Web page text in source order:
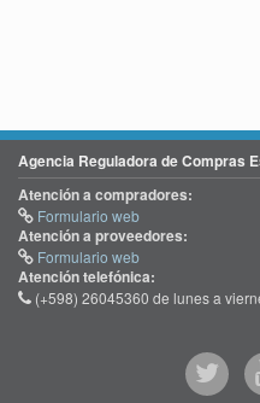
Agencia Reguladora de Compras
Atención a compradores:
Formulario web
Atención a proveedores:
Formulario web
Atención telefónica:
(+598) 26045360 de lunes a